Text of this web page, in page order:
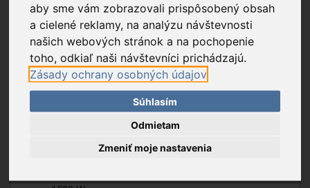
aby sme vám zobrazovali prispôsobený obsah
a cielené reklamy, na analýzu návštevnosti
našich webových stránok a na pochopenie
toho, odkiaľ naši návštevníci prichádzajú.
Zásady ochrany osobných údajov
Súhlasím
Odmietam
Zmeniť moje nastavenia
Popis tovaru